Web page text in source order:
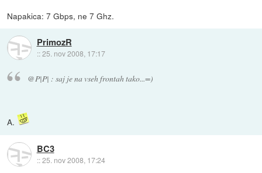
Napakica: 7 Gbps, ne 7 Ghz.
PrimozR
::25. nov 2008, 17:17
@P|P| : saj je na vseh frontah tako...=)
A.
BC3
::25. nov 2008, 17:24